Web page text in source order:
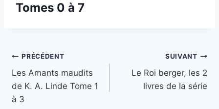
Tomes 0 à 7
Navigation
de
l’article
PRÉCÉDENT
Les Amants maudits
de K. A. Linde Tome 1
à 3
SUIVANT
Le Roi berger, les 2
livres de la série